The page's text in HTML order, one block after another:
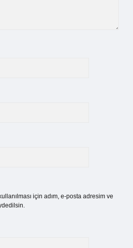
için adım, e-posta adresim ve